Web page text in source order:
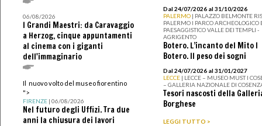
06/08/2026
I Grandi Maestri: da Caravaggio
a Herzog, cinque appuntamenti
al cinema con i giganti
dell'immaginario
Il nuovo volto del museo fiorentino
">
FIRENZE| 06/08/2026
Nel futuro degli Uffizi. Tra due
anni la chiusura dei lavori
Dal 24/07/2026 al 31/10/2026
PALERMO | PALAZZO BELMONTE
PALERMO I PARCO ARCHEOLOGICO
PAESAGGISTICO VALLE DEI TEMPLI -
AGRIGENTO
Botero. L’incanto del Mito I
Botero. Il peso dei sogni
Dal 24/07/2026 al 31/01/2027
LECCE | LECCE – MUSEO MUST I
– GALLERIA NAZIONALE DI
Tesori nascosti della
Borghese
LEGGI TUTTO >